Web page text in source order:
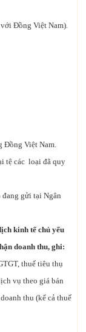
Đồng Việt Nam).
Đồng Việt Nam.
tệ các loại đã quy
gửi tại Ngân
kinh tế chủ yếu
doanh thu, ghi:
thuế tiêu thụ
vụ theo giá bán
thu (kể cả thuế